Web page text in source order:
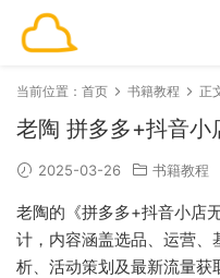
当前位置： 首页 书籍教程 正
老陶 拼多多+抖音小
2025-03-26 书籍教程
老陶的《拼多多+抖音小店
计，内容涵盖选品、运营、
析、活动策划及最新流量